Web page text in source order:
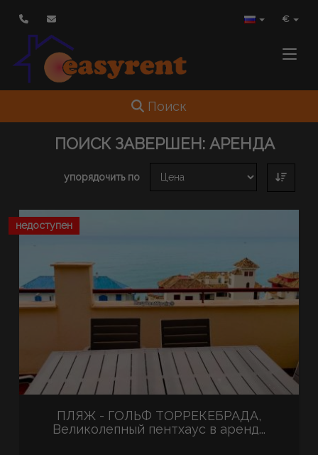
€
Toggle navigation
Поиск
ПОИСК ЗАВЕРШЕН:АРЕНДА
упорядочить по
недоступен
ПЛЯЖ - ГОЛЬФ ТОРРЕКЕБРАДА,
Великолепный пентхаус в аренд...